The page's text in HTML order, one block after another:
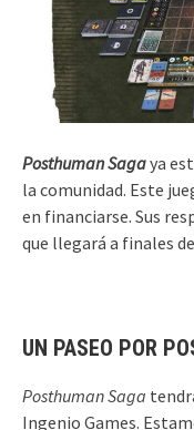
Posthuman Sagaya
la comunidad. Este
en financiarse. Sus
que llegará a finales
UN PASEO POR
Posthuman Saga
Ingenio Games.